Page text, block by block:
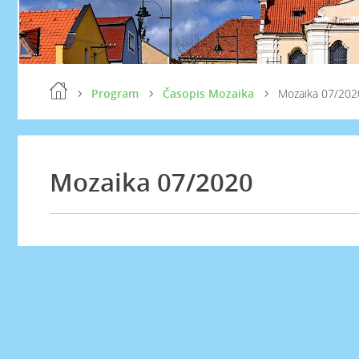
Program Časopis Mozaika Mozaika 07/
Mozaika 07/2020